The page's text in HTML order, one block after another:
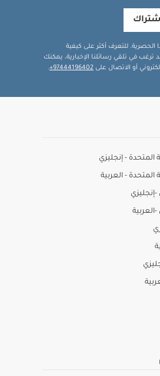
الحصرية. للتعرف أكثر على كيفية
ترغب في تلقي رسائلنا الإخبارية، يمكنك
أو الاتصال على 97444196402+
.
المتحدة - إنجليزي
المتحدة - العربية
إنجليزي
العربية